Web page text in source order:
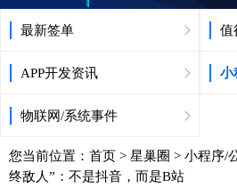
最新签单 值
APP开发资讯 小
物联网/系统事件
您当前位置： 首页 > 星巢圈 > 小程序/
终敌人”：不是抖音，而是B站